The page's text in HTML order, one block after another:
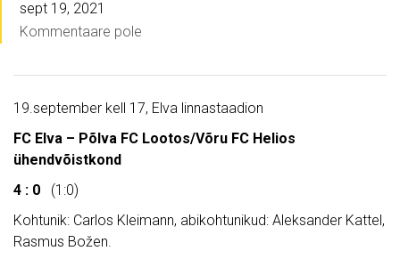
sept 19, 2021
Kommentaare pole
19.september kell 17, Elva linnastaadion
FC Elva – Põlva FC Lootos/Võru FC Helios
ühendvõistkond
4 : 0
(1:0)
Kohtunik: Carlos Kleimann, abikohtunikud: Aleksander Kattel,
Rasmus Božen.